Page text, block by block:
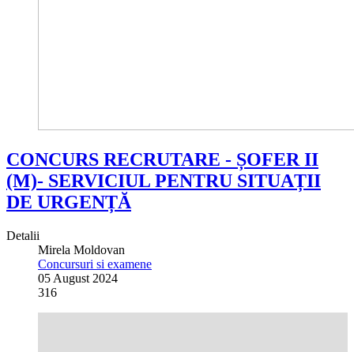
CONCURS RECRUTARE - ȘOFER II
(M)- SERVICIUL PENTRU SITUAȚII
DE URGENȚĂ
Detalii
Mirela Moldovan
Concursuri si examene
05 August 2024
316